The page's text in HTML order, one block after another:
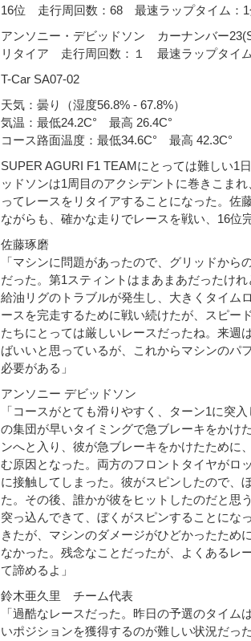
16位 走行周回数：68 最速ラップタイム：1
アンソニー・デビッドソン カーナンバー
リタイア 走行周回数：１ 最速ラップタイ
T-Car SA07-02
天気：曇り（湿度56.8% - 67.8%）
気温：最低24.2C° 最高 26.4C°
コース路面温度：最低34.6C° 最高 42.3C°
SUPER AGURI F1 TEAMにとっては難しい1
ッドソンは1周目のアクシデントに巻きこま
ってレースをリタイアすることになった。佐
ながらも、確かな走りでレースを戦い、16位
佐藤琢磨
「マシンに問題があったので、グリッドから
だった。第1スティントはまあまあだったけ
給油リグのトラブルが発生し、大きくタイム
ースを完走するために戦い続けたが、スピー
たちにとっては厳しいレースだったね。来週
ばいいと思っているが、これからマシンのパ
必要がある」
アンソニー デビッドソン
「コースがとても滑りやすく、ターン1に突
の集団が早いタイミングで急ブレーキをかけ
ンへと入り、彼が急ブレーキをかけたために
む原因となった。両方のフロントタイヤがロ
に接触してしまった。彼がスピンしたので、
た。その後、誰かが彼をヒットしたのだと思
突っ込んできて、ぼくがスピンすることにな
きたが、マシンのダメージがひどかったため
なかった。残念なことだったが、よくあるレ
て諦めるよ」
鈴木亜久里 チーム代表
「過酷なレースだった。昨日の予選のタイム
いポジションを獲得するのが難しい状況だっ